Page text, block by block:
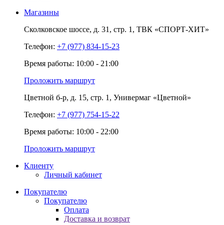
Магазины
Сколковское шоссе, д. 31, стр. 1, ТВК «СПОРТ-ХИТ»
Телефон: +7 (977) 834-15-23
Время работы: 10:00 - 21:00
Проложить маршрут
Цветной б-р, д. 15, стр. 1, Универмаг «Цветной»
Телефон: +7 (977) 754-15-22
Время работы: 10:00 - 22:00
Проложить маршрут
Клиенту
Личный кабинет
Покупателю
Покупателю
Оплата
Доставка и возврат